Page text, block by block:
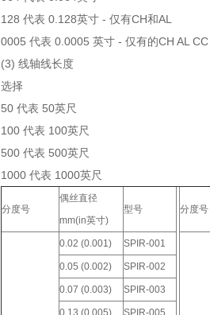
128 代表 0.128英寸 - 仅有CH和AL
0005 代表 0.0005 英寸 - 仅有的CH AL
(3) 线轴线长度
选择
50 代表 50英尺
100 代表 100英尺
500 代表 500英尺
1000 代表 1000英尺
分度号
偶丝直径
mm(in英寸)
型号 分度号
0.02 (0.001) SPIR-001
0.05 (0.002) SPIR-002
0.07 (0.003) SPIR-003
0.13 (0.005) SPIR-005